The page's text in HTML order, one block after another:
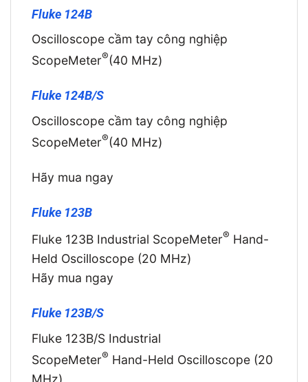
Fluke 124B
Oscilloscope cầm tay công nghiệp
ScopeMeter®(40 MHz)
Fluke 124B/S
Oscilloscope cầm tay công nghiệp
ScopeMeter®(40 MHz)
Hãy mua ngay
Fluke 123B
Fluke 123B Industrial ScopeMeter® Hand-
Held Oscilloscope (20 MHz)
Hãy mua ngay
Fluke 123B/S
Fluke 123B/S Industrial
ScopeMeter® Hand-Held Oscilloscope (20
MHz)